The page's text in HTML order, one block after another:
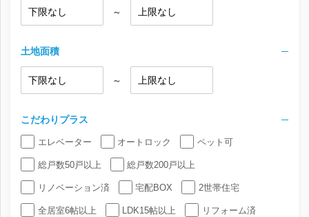
～
土地面積
～
こだわりプラス
エレベーター オートロック ペット可
総戸数50戸以上 総戸数200戸以上
リノベーション済 宅配BOX 2世帯住宅
全居室6帖以上 LDK15帖以上 リフォーム済